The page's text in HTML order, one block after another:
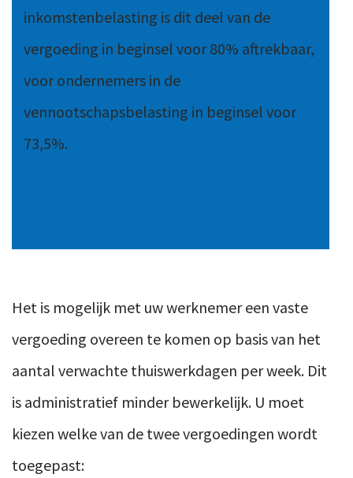
inkomstenbelasting is dit deel van de
vergoeding in beginsel voor 80% aftrekbaar,
voor ondernemers in de
vennootschapsbelasting in beginsel voor
73,5%.
Het is mogelijk met uw werknemer een vaste
vergoeding overeen te komen op basis van het
aantal verwachte thuiswerkdagen per week. Dit
is administratief minder bewerkelijk. U moet
kiezen welke van de twee vergoedingen wordt
toegepast: